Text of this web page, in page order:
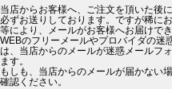
当店からお客様へ、ご注文を頂いた後
必ずお送りしております。ですが稀に
等により、メールがお客様へお届けで
WEBのフリーメールやプロバイダの迷
は、当店からのメールが迷惑メールフ
ます。
もしも、当店からのメールが届かない
確認ください。